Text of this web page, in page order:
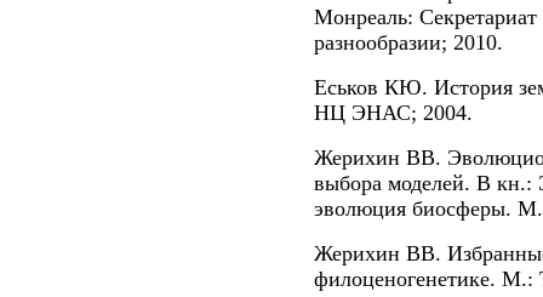
Монреаль:
разнообразии; 2010.
Еськов КЮ. История
НЦ ЭНАС; 2004.
Жерихин ВВ.
выбора моделей. В кн.:
эволюция биосферы.
Жерихин ВВ.
филоценогенетике. М.: